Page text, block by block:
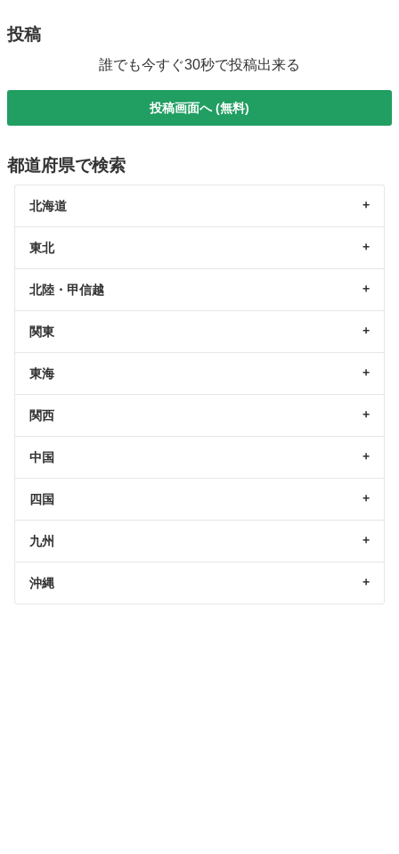
投稿
誰でも今すぐ30秒で投稿出来る
投稿画面へ (無料)
都道府県で検索
北海道
東北
北陸・甲信越
関東
東海
関西
中国
四国
九州
沖縄